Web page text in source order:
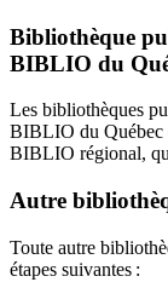
Bibliothèque
BIBLIO du
Les bibliothèques
BIBLIO du Québec
BIBLIO régional,
Autre
Toute autre
étapes suivantes :